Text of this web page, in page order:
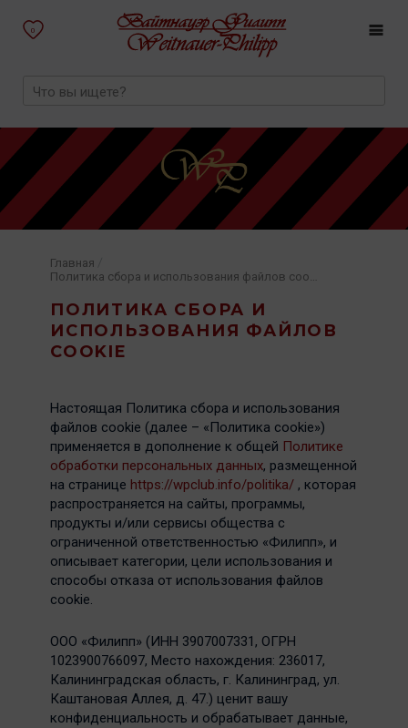
0
ПОЛИТИКА СБОРА И
ИСПОЛЬЗОВАНИЯ ФАЙЛОВ
COOKIE
Главная
Политика сбора и использования файлов cookie
Настоящая Политика сбора и использования
файлов cookie (далее – «Политика cookie»)
применяется в дополнение к общей Политике
обработки персональных данных, размещенной
на странице https://wpclub.info/politika/ , которая
распространяется на сайты, программы,
продукты и/или сервисы общества с
ограниченной ответственностью «Филипп», и
описывает категории, цели использования и
способы отказа от использования файлов
cookie.
ООО «Филипп» (ИНН 3907007331, ОГРН
1023900766097, Место нахождения: 236017,
Калининградская область, г. Калининград, ул.
Каштановая Аллея, д. 47.) ценит вашу
конфиденциальность и обрабатывает данные,